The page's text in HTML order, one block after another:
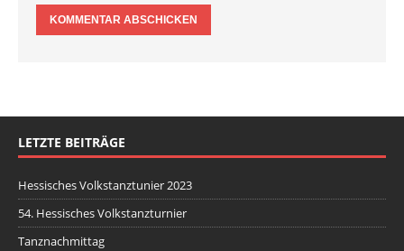
LETZTE BEITRÄGE
Hessisches Volkstanztunier 2023
54. Hessisches Volkstanzturnier
Tanznachmittag